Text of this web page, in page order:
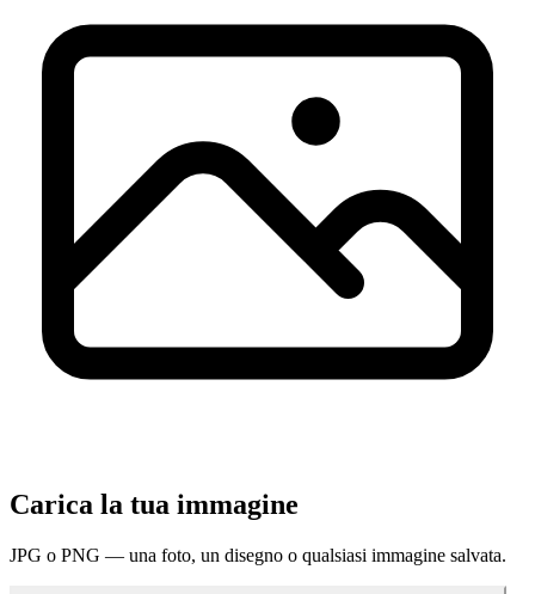
Carica la tua immagine
JPG o PNG — una foto, un disegno o qualsiasi immagine salvata.